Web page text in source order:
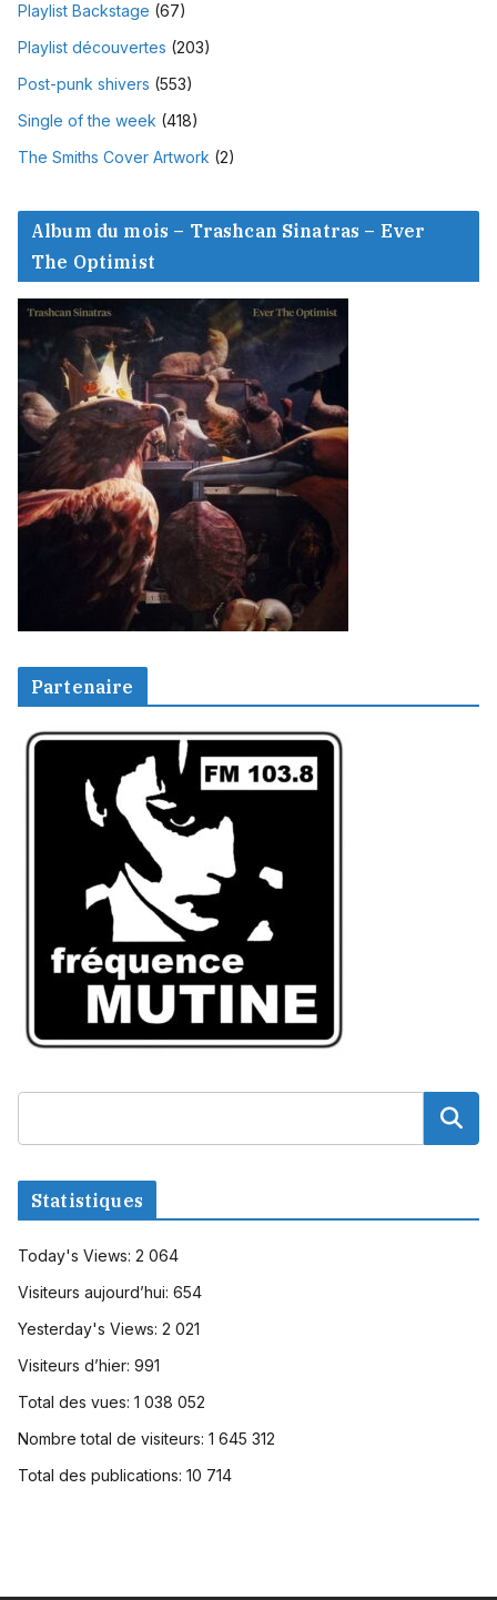
Playlist Backstage (67)
Playlist découvertes (203)
Post-punk shivers (553)
Single of the week (418)
The Smiths Cover Artwork (2)
Album du mois – Trashcan Sinatras – Ever
The Optimist
Partenaire
Statistiques
Today's Views: 2 064
Visiteurs aujourd’hui: 654
Yesterday's Views: 2 021
Visiteurs d’hier: 991
Total des vues: 1 038 052
Nombre total de visiteurs: 1 645 312
Total des publications: 10 714